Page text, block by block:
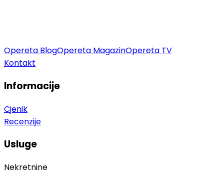
Opereta BlogOpereta MagazinOpereta TV
Kontakt
Informacije
Cjenik
Recenzije
Usluge
Nekretnine